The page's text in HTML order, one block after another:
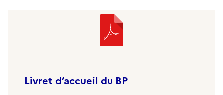
Livret d’accueil du BP